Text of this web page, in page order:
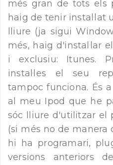
més gran de tots els
haig de tenir instal·lat
lliure (ja sigui
més, haig d'instal·lar
i exclusiu: Itunes.
instal·les el seu
tampoc funciona. És
al meu Ipod que he
sóc lliure d'utilitzar el
(si més no de manera
hi ha programari,
versions anteriors